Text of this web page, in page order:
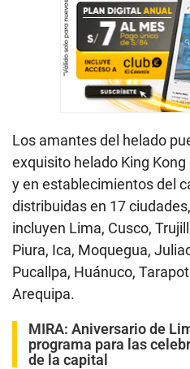
Los amantes del helado
exquisito helado King
y en establecimientos del
distribuidas en 17
incluyen Lima, Cusco,
Piura, Ica, Moquegua,
Pucallpa, Huánuco,
Arequipa.
MIRA: Aniversario de
programa para las
de la capital